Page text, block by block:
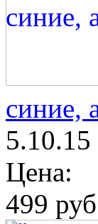
синие,
Цена:
499 руб